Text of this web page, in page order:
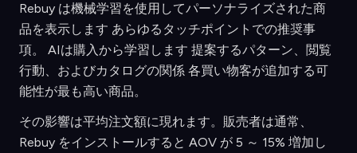
Rebuy は機械学習を使用してパーソナライズされた商
品を表示します あらゆるタッチポイントでの推奨事
項。 AIは購入から学習します 提案するパターン、閲覧
行動、およびカタログの関係 各買い物客が追加する可
能性が最も高い商品。
その影響は平均注文額に現れます。販売者は通常、
Rebuy をインストールすると AOV が 5 ～ 15% 増加し